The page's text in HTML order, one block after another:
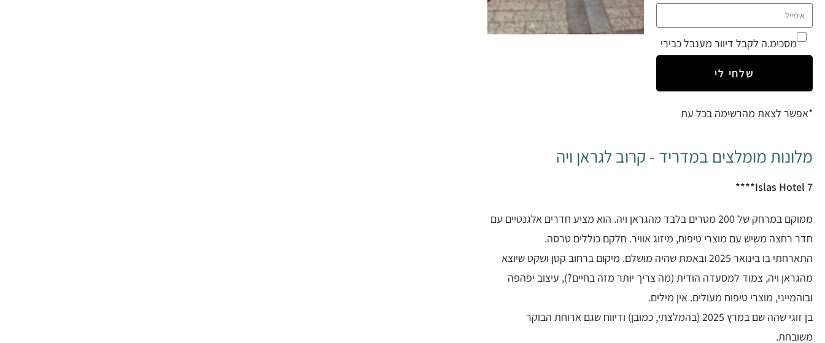
מסכימ.ה לקבל דיוור מענבל כבירי
שלחי לי
*אפשר לצאת מהרשימה בכל עת
מלונות מומלצים במדריד - קרוב לגראן ויה
7 Islas Hotel****
ממוקם במרחק של 200 מטרים בלבד מהגראן ויה. הוא מציע חדרים אלגנטיים עם
חדר רחצה משיש עם מוצרי טיפוח, מיזוג אוויר. חלקם כוללים טרסה.
התארחתי בו בינואר 2025 ובאמת שהיה מושלם. מיקום ברחוב קטן ושקט שיוצא
מהגראן ויה, צמוד למסעדה הודית (מה צריך יותר מזה בחיים?), עיצוב יפהפה
ובוהמייני, מוצרי טיפוח מעולים. אין מילים.
בן זוגי שהה שם במרץ 2025 (בהמלצתי, כמובן) ודיווח שגם ארוחת הבוקר
משובחת.